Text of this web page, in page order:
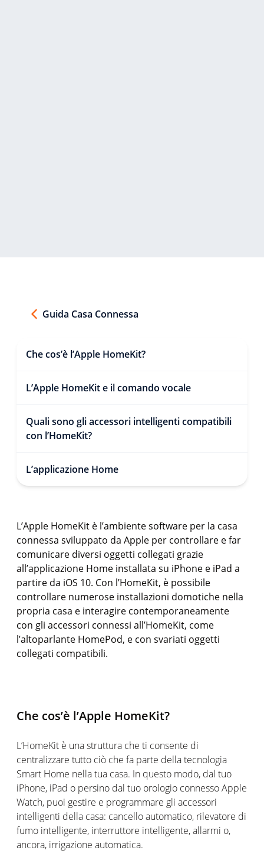
Guida Casa Connessa
Che cos’è l’Apple HomeKit?
L’Apple HomeKit e il comando vocale
Quali sono gli accessori intelligenti compatibili
con l’HomeKit?
L’applicazione Home
L’Apple HomeKit è l’ambiente software per la casa
connessa sviluppato da Apple per controllare e far
comunicare diversi oggetti collegati grazie
all’applicazione Home installata su iPhone e iPad a
partire da iOS 10. Con l’HomeKit, è possibile
controllare numerose installazioni domotiche nella
propria casa e interagire contemporaneamente
con gli accessori connessi all’HomeKit, come
l’altoparlante HomePod, e con svariati oggetti
collegati compatibili.
Che cos’è l’Apple HomeKit?
L’HomeKit è una struttura che ti consente di
centralizzare tutto ciò che fa parte della tecnologia
Smart Home nella tua casa. In questo modo, dal tuo
iPhone, iPad o persino dal tuo orologio connesso Apple
Watch, puoi gestire e programmare gli accessori
intelligenti della casa: cancello automatico, rilevatore di
fumo intelligente, interruttore intelligente, allarmi o,
ancora, irrigazione automatica.